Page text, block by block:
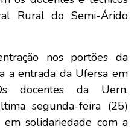
Rural do Semi-Árido
nos portões da
a entrada da Ufersa em
docentes da Uern,
segunda-feira (25)
solidariedade com a